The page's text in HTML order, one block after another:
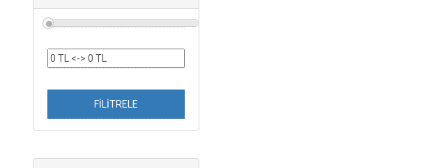
FİLİTRELE